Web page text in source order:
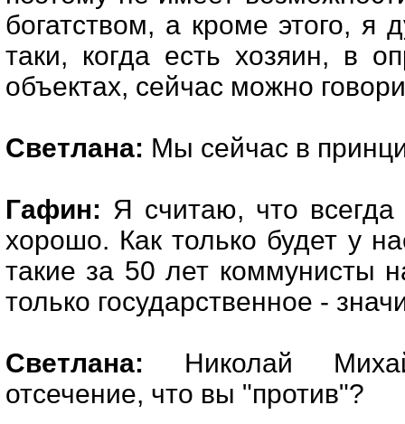
богатством, а кроме этого, я
таки, когда есть хозяин, в
объектах, сейчас можно
Светлана: Мы сейчас в
Гафин: Я считаю, что
хорошо. Как только будет у
такие за 50 лет коммунисты
только государственное -
Светлана: Николай
отсечение, что вы "против"?